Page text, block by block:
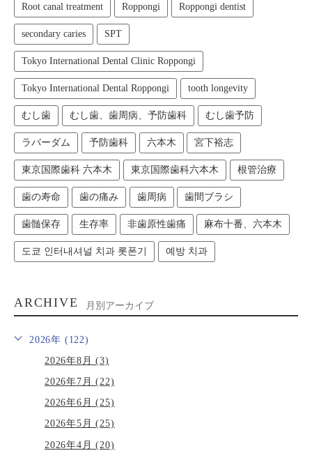
Root canal treatment Roppongi Roppongi dentist
secondary caries SPT
Tokyo International Dental Clinic Roppongi
Tokyo International Dental Roppongi tooth longevity
むし歯 むし歯、歯周病、予防歯科 むし歯予防
ラバーダム 予防歯科 六本木 宮下裕志
東京国際歯科 六本木 東京国際歯科六本木 根管治療
歯の寿命 歯の痛み 歯周病 歯間ブラシ
歯髄保存 生存率 非歯原性歯痛 麻布十番、六本木
도쿄 인터내셔널 치과 롯폰기 예방 치과
ARCHIVE 月別アーカイブ
2026年 (122)
2026年8月 (3)
2026年7月 (22)
2026年6月 (25)
2026年5月 (25)
2026年4月 (20)